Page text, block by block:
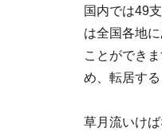
国内では49
は全国各地
ことができ
め、転居す
草月流いけ